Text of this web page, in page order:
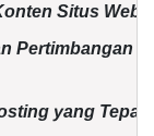
Situs Web
Pertimbangan
yang Tepat